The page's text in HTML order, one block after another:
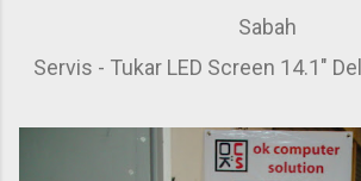
Sabah
Servis - Tukar LED Screen 14.1"